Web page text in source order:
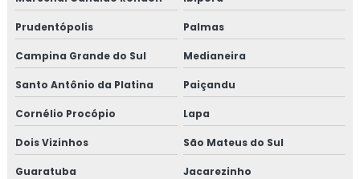
Prudentópolis Palmas
Campina Grande do Sul Medianeira
Santo Antônio da Platina Paiçandu
Cornélio Procópio Lapa
Dois Vizinhos São Mateus do Sul
Guaratuba Jacarezinho